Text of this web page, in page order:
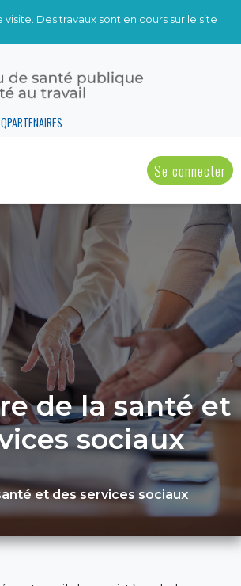
Des travaux sont en cours sur le site
PARTENAIRES
Se connecter
de la santé et
sociaux
et des services sociaux